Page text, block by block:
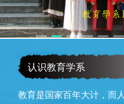
认识教育学系
教育是国家百年大计，而